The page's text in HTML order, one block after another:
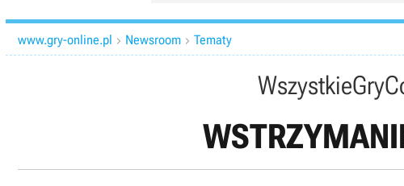
www.gry-online.pl  Newsroom  Tematy
WszystkieGry